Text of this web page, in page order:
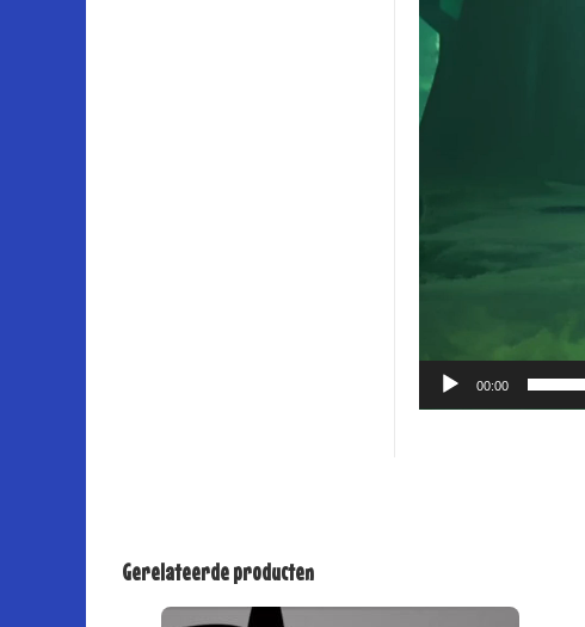
00:00
Gerelateerde producten